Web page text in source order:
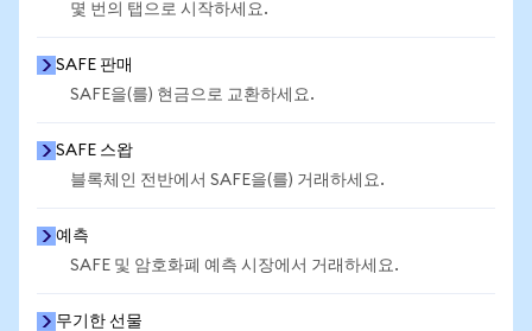
몇 번의 탭으로 시작하세요.
SAFE 판매
SAFE을(를) 현금으로 교환하세요.
SAFE 스왑
블록체인 전반에서 SAFE을(를) 거래하세요.
예측
SAFE 및 암호화폐 예측 시장에서 거래하세요.
무기한 선물